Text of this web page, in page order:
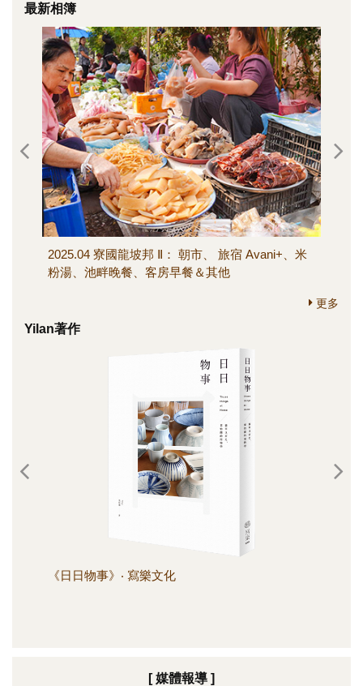
最新相簿
2025.04 寮國龍坡邦 Ⅱ： 朝市、 旅宿 Avani+、米
粉湯、池畔晚餐、客房早餐＆其他
更多
Yilan著作
《日日物事》‧ 寫樂文化
[ 媒體報導 ]